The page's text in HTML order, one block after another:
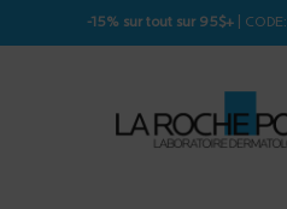
-15% sur tout sur 95$+ | CODE: